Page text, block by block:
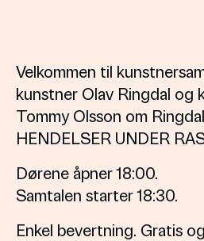
Velkommen til
kunstner Olav Ringdal og
Tommy Olsson om
HENDELSER UNDER
Dørene åpner 18:00.
Samtalen starter 18:30.
Enkel bevertning. Gratis